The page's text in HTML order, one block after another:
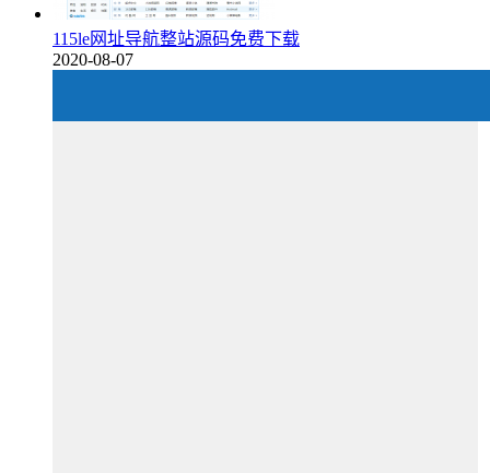
115le网址导航整站源码免费下载
2020-08-07